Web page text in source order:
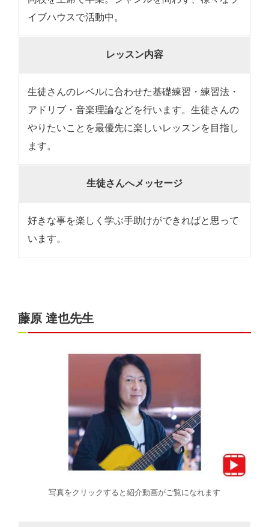
イブハウスで活動中。
レッスン内容
生徒さんのレベルに合わせた基礎練習・練習法・
アドリブ・音楽理論などを行います。生徒さんの
やりたいことを最優先に楽しいレッスンを目指し
ます。
生徒さんへメッセージ
好きな事を楽しく学ぶ手助けができればと思って
います。
藤原 達也先生
写真をクリックすると紹介動画がご覧になれます